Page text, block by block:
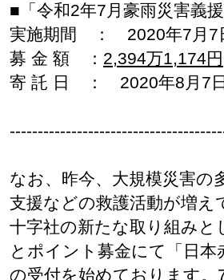
■「令和2年7月豪雨災害義
実施期間 ： 2020年7月7
募 金 額 ： 2,394万1,174円
寄 託 日 ： 2020年8月7
なお、昨今、大規模災害の
支援などの救護活動が増
十字社の新たな取り組みと
とポイント募金にて「日
の受付を始めております